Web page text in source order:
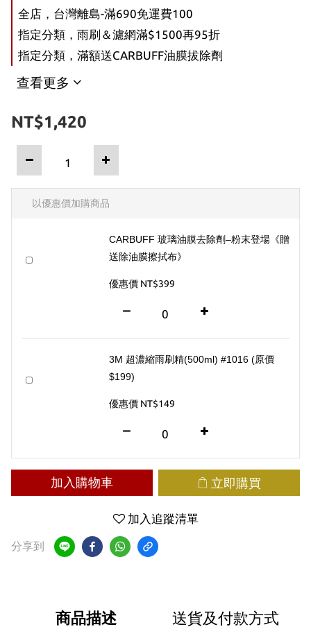
全店，台灣離島-滿690免運費100
指定分類，雨刷＆濾網滿$1500再95折
指定分類，滿額送CARBUFF油膜拔除劑
查看更多
NT$1,420
以優惠價加購商品
CARBUFF 玻璃油膜去除劑–粉末登場《贈
送除油膜擦拭布》
優惠價 NT$399
3M 超濃縮雨刷精(500ml) #1016 (原價
$199)
優惠價 NT$149
加入購物車 立即購買
加入追蹤清單
分享到
商品描述 送貨及付款方式